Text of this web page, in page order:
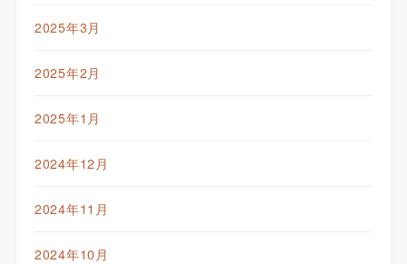
2025年3月
2025年2月
2025年1月
2024年12月
2024年11月
2024年10月